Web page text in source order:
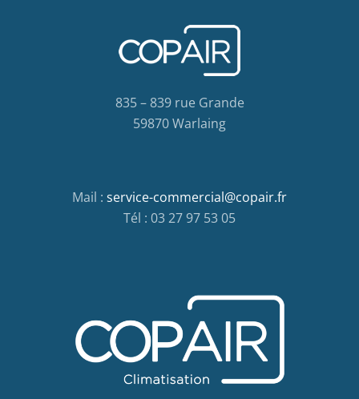
835 – 839 rue Grande
59870 Warlaing
Mail : service-commercial@copair.fr
Tél : 03 27 97 53 05